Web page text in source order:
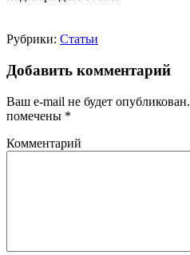
Рубрики: Статьи
Добавить комментарий
Ваш e-mail не будет опубликован.
помечены *
Комментарий